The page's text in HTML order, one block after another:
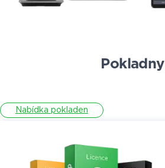
Pokladny
Nabídka pokladen